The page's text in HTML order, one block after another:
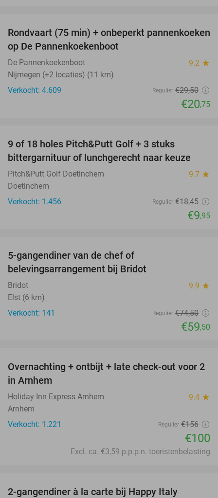
30%
Rondvaart (75 min) + onbeperkt pannenkoeken
op De Pannenkoekenboot
De Pannenkoekenboot 9.2 star
Nijmegen (+2 locaties) (11 km)
Verkocht: 4.609
Regulier €29,50
€20,75
9 of 18 holes Pitch&Putt Golf + 3 stuks
bittergarnituur of lunchgerecht naar keuze
Pitch&Putt Golf Doetinchem 9.7 star
Doetinchem
Verkocht: 1.456
Regulier €18,45
€9,95
5-gangendiner van de chef of
belevingsarrangement bij Bridot
Bridot 9.9 star
Elst (6 km)
Verkocht: 141
Regulier €74,50
€59,50
36%
Overnachting + ontbijt + late check-out voor 2
in Arnhem
Holiday Inn Express Arnhem 9.4 star
Arnhem
Verkocht: 1.221
Regulier €156
€100
Excl. ca. €3,59 p.p.p.n. toeristenbelasting
2-gangendiner à la carte bij Happy Italy